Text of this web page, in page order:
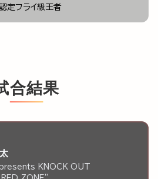
定フライ級王者
合結果
KNOCK OUT